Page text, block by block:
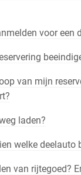
voor een
van mijn
laden?
welke deelauto
van rijtegoed?